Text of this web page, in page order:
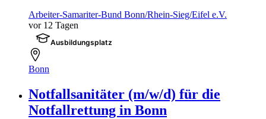
Arbeiter-Samariter-Bund Bonn/Rhein-Sieg/Eifel e.V.
vor 12 Tagen
Ausbildungsplatz
Bonn
Notfallsanitäter (m/w/d) für die
Notfallrettung in Bonn